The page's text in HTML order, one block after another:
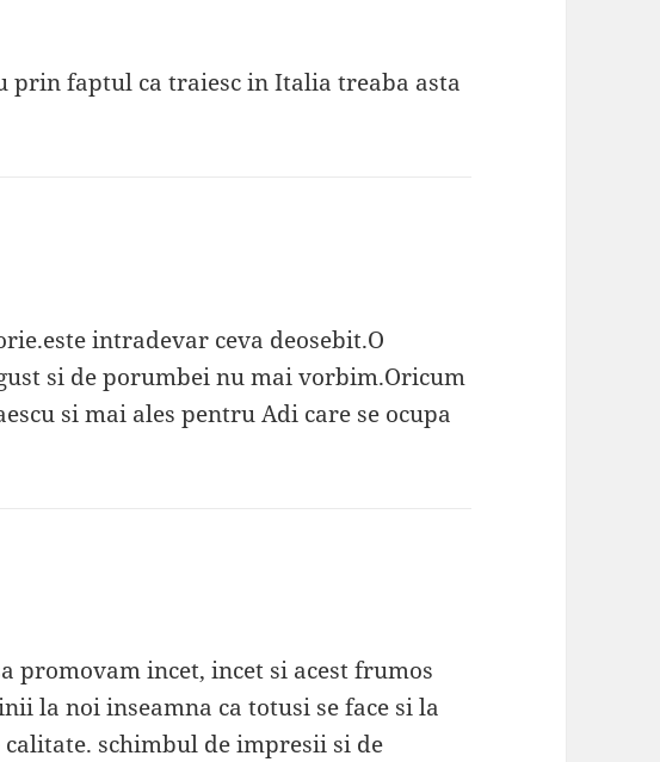
prin faptul ca traiesc in Italia treaba asta
intradevar ceva deosebit.O
si de porumbei nu mai vorbim.Oricum
si mai ales pentru Adi care se ocupa
promovam incet, incet si acest frumos
la noi inseamna ca totusi se face si la
schimbul de impresii si de